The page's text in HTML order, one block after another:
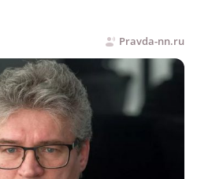
Pravda-nn.ru